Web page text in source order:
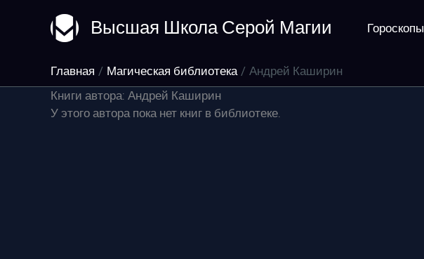
содержимому
Высшая Школа Серой Магии Гороскопы
Главная Магическая библиотека
Андрей Каширин
Книги автора: Андрей Каширин
У этого автора пока нет книг в библиотеке.